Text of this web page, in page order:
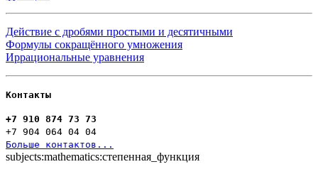
Действие с дробями простыми и десятичными
Формулы сокращённого умножения
Иррациональные уравнения
Контакты
+7 910 874 73 73
+7 904 064 04 04
Больше контактов...
subjects:mathematics:степенная_функция